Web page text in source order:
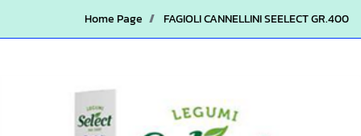
Home Page FAGIOLI CANNELLINI SEELECT GR.400